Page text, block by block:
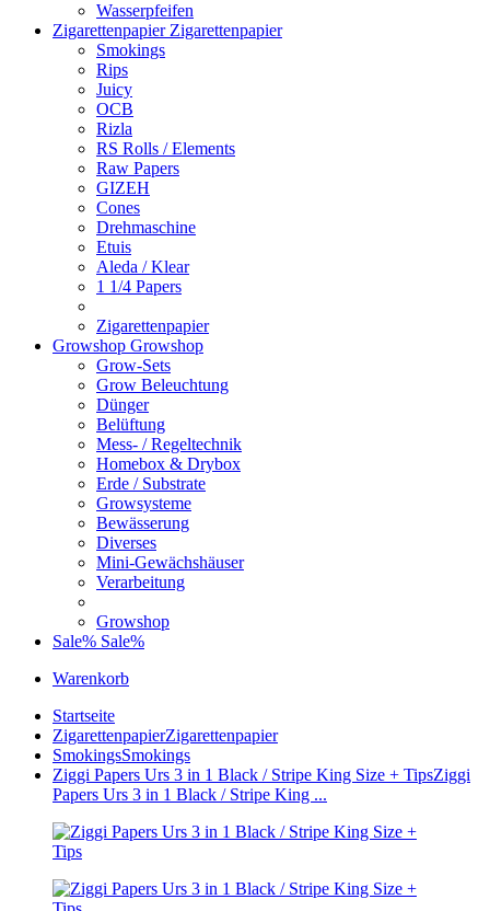
Wasserpfeifen
Zigarettenpapier Zigarettenpapier
Smokings
Rips
Juicy
OCB
Rizla
RS Rolls / Elements
Raw Papers
GIZEH
Cones
Drehmaschine
Etuis
Aleda / Klear
1 1/4 Papers
Zigarettenpapier
Growshop Growshop
Grow-Sets
Grow Beleuchtung
Dünger
Belüftung
Mess- / Regeltechnik
Homebox & Drybox
Erde / Substrate
Growsysteme
Bewässerung
Diverses
Mini-Gewächshäuser
Verarbeitung
Growshop
Sale% Sale%
Warenkorb
Startseite
ZigarettenpapierZigarettenpapier
SmokingsSmokings
Ziggi Papers Urs 3 in 1 Black / Stripe King Size + TipsZiggi
Papers Urs 3 in 1 Black / Stripe King ...